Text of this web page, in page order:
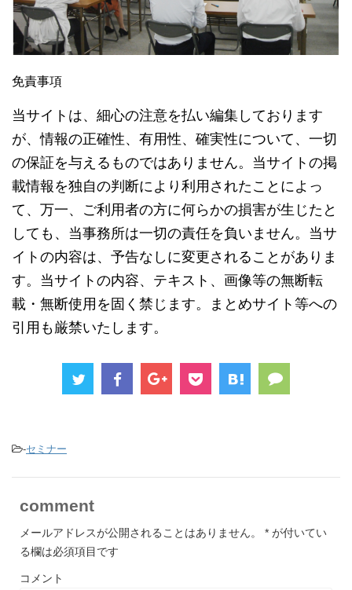
免責事項
当サイトは、細心の注意を払い編集しております
が、情報の正確性、有用性、確実性について、一切
の保証を与えるものではありません。当サイトの掲
載情報を独自の判断により利用されたことによっ
て、万一、ご利用者の方に何らかの損害が生じたと
しても、当事務所は一切の責任を負いません。当サ
イトの内容は、予告なしに変更されることがありま
す。当サイトの内容、テキスト、画像等の無断転
載・無断使用を固く禁じます。まとめサイト等への
引用も厳禁いたします。
-セミナー
comment
メールアドレスが公開されることはありません。 * が付いてい
る欄は必須項目です
コメント